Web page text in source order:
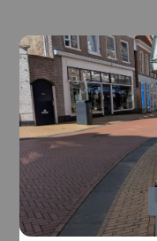
inhoud